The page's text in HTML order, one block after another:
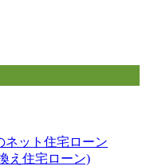
ネット住宅ローン
え住宅ローン)